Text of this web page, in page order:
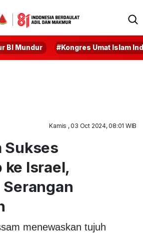
BI Mundur #Kongres Umat Islam
Kamis , 03 Oct 2024, 08:01 WIB
Sukses
Israel,
menewaskan tujuh